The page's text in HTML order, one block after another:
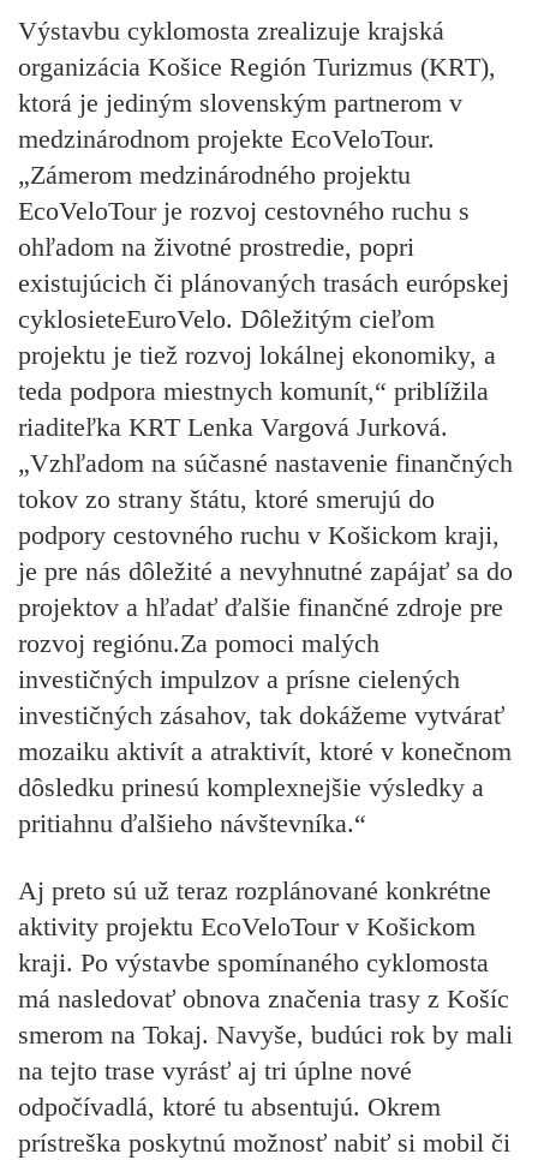
Výstavbu cyklomosta zrealizuje krajská
organizácia Košice Región Turizmus (KRT),
ktorá je jediným slovenským partnerom v
medzinárodnom projekte EcoVeloTour.
„Zámerom medzinárodného projektu
EcoVeloTour je rozvoj cestovného ruchu s
ohľadom na životné prostredie, popri
existujúcich či plánovaných trasách európskej
cyklosieteEuroVelo. Dôležitým cieľom
projektu je tiež rozvoj lokálnej ekonomiky, a
teda podpora miestnych komunít,“ priblížila
riaditeľka KRT Lenka Vargová Jurková.
„Vzhľadom na súčasné nastavenie finančných
tokov zo strany štátu, ktoré smerujú do
podpory cestovného ruchu v Košickom kraji,
je pre nás dôležité a nevyhnutné zapájať sa do
projektov a hľadať ďalšie finančné zdroje pre
rozvoj regiónu.Za pomoci malých
investičných impulzov a prísne cielených
investičných zásahov, tak dokážeme vytvárať
mozaiku aktivít a atraktivít, ktoré v konečnom
dôsledku prinesú komplexnejšie výsledky a
pritiahnu ďalšieho návštevníka.“
Aj preto sú už teraz rozplánované konkrétne
aktivity projektu EcoVeloTour v Košickom
kraji. Po výstavbe spomínaného cyklomosta
má nasledovať obnova značenia trasy z Košíc
smerom na Tokaj. Navyše, budúci rok by mali
na tejto trase vyrásť aj tri úplne nové
odpočívadlá, ktoré tu absentujú. Okrem
prístreška poskytnú možnosť nabiť si mobil či